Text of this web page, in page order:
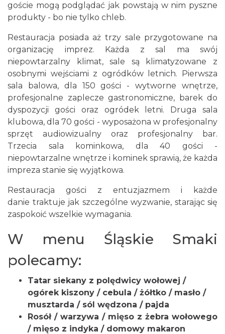
goście mogą podglądać jak powstają w nim pyszne
produkty - bo nie tylko chleb.
Restauracja posiada aż trzy sale przygotowane na
organizację imprez. Każda z sal ma swój
niepowtarzalny klimat, sale są klimatyzowane z
osobnymi wejściami z ogródków letnich. Pierwsza
sala balowa, dla 150 gości - wytworne wnętrze,
profesjonalne zaplecze gastronomiczne, barek do
dyspozycji gości oraz ogródek letni. Druga sala
klubowa, dla 70 gości - wyposażona w profesjonalny
sprzęt audiowizualny oraz profesjonalny bar.
Trzecia sala kominkowa, dla 40 gości -
niepowtarzalne wnętrze i kominek sprawią, że każda
impreza stanie się wyjątkowa.
Restauracja gości z entuzjazmem i każde
danie traktuje jak szczególne wyzwanie, starając się
zaspokoić wszelkie wymagania.
W menu Śląskie Smaki
polecamy:
Tatar siekany z polędwicy wołowej /
ogórek kiszony / cebula / żółtko / masło /
musztarda / sól wędzona / pajda
Rosół / warzywa / mięso z żebra wołowego
/ mięso z indyka / domowy makaron